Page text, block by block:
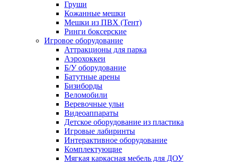
Груши
Кожанные мешки
Мешки из ПВХ (Тент)
Ринги боксерские
Игровое оборудование
Аттракционы для парка
Аэрохоккеи
Б/У оборудование
Батутные арены
Бизиборды
Веломобили
Веревочные ульи
Видеоаппараты
Детское оборудование из пластика
Игровые лабиринты
Интерактивное оборудование
Комплектующие
Мягкая каркасная мебель для ДОУ